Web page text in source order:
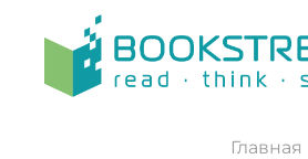
Главная